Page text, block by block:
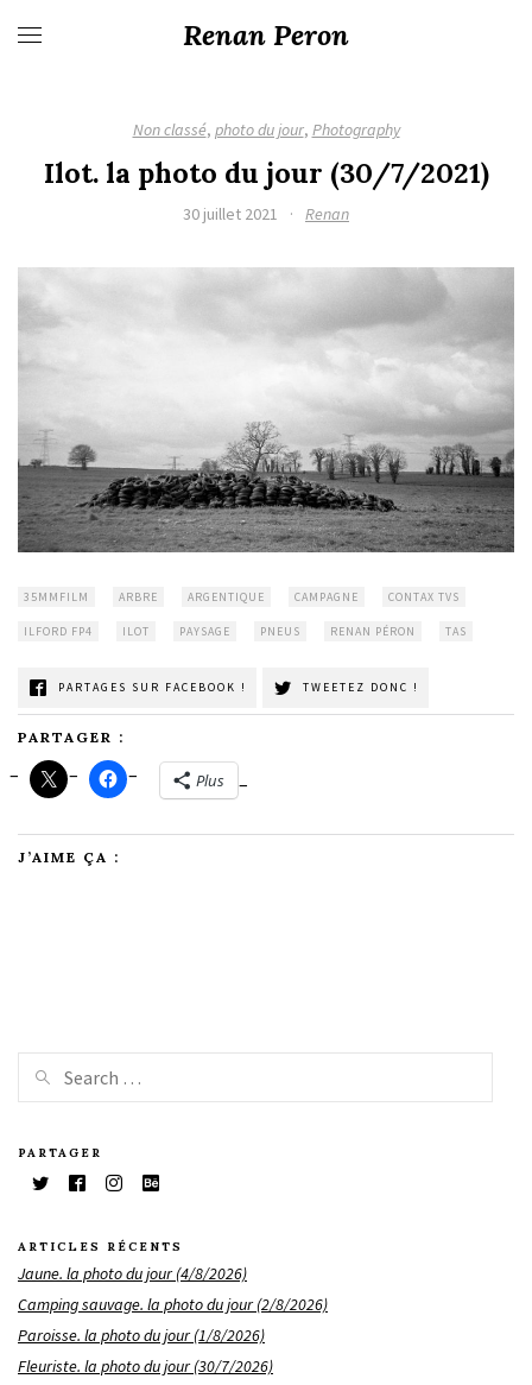
Renan Peron
Non classé, photo du jour, Photography
Ilot. la photo du jour (30/7/2021)
30 juillet 2021 · Renan
35MMFILM ARBRE ARGENTIQUE CAMPAGNE CONTAX TVS
ILFORD FP4 ILOT PAYSAGE PNEUS RENAN PÉRON TAS
PARTAGES SUR FACEBOOK ! TWEETEZ DONC !
PARTAGER :
Plus
J’AIME ÇA :
PARTAGER
ARTICLES RÉCENTS
Jaune. la photo du jour (4/8/2026)
Camping sauvage. la photo du jour (2/8/2026)
Paroisse. la photo du jour (1/8/2026)
Fleuriste. la photo du jour (30/7/2026)